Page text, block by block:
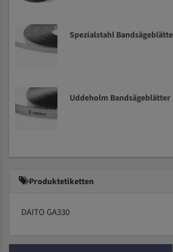
Spezialstahl
Uddeholm
Produktetiketten
DAITO GA330